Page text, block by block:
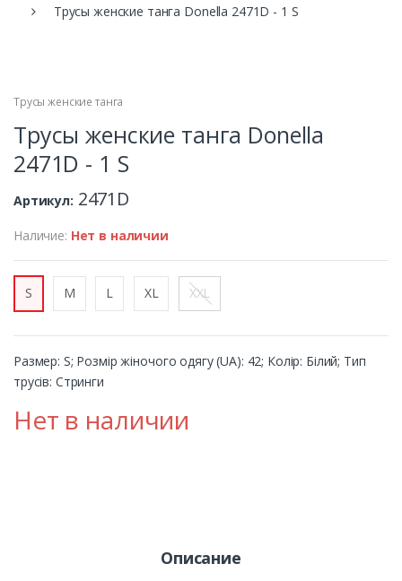
Трусы женские танга Donella 2471D - 1 S
Трусы женские танга
Трусы женские танга Donella
2471D - 1 S
Артикул: 2471D
Наличие: Нет в наличии
S M L XL XXL
Размер: S; Розмір жіночого одягу (UA): 42; Колір: Білий; Тип
трусів: Стринги
Нет в наличии
Описание